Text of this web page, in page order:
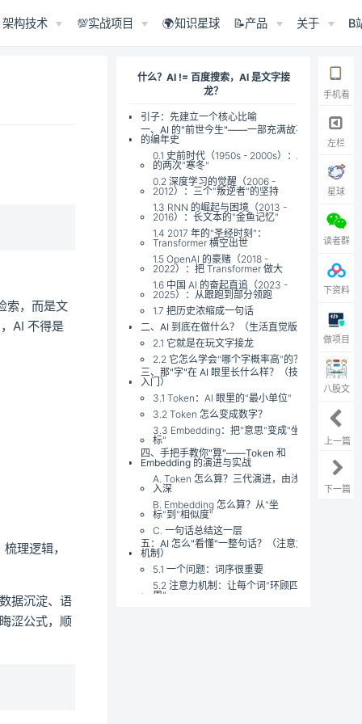
架构技术 💯实战项目 🌍知识星球 📝产品 关于 B
索，而是文
AI 不得是
理逻辑，
据沉淀、语
涩公式，顺
什么？AI != 百度搜索，AI 是文字接
龙？
引子：先建立一个核心比喻
一、AI 的"前世今生"——一部充满故事
的编年史
0.1 史前时代（1950s - 2000s）：AI
的两次"寒冬"
0.2 深度学习的觉醒（2006 -
2012）：三个"叛逆者"的坚持
1.3 RNN 的崛起与困境（2013 -
2016）：长文本的"金鱼记忆"
1.4 2017 年的"圣经时刻"：
Transformer 横空出世
1.5 OpenAI 的豪赌（2018 -
2022）：把 Transformer 做大
1.6 中国 AI 的奋起直追（2023 -
2025）：从跟跑到部分领跑
1.7 把历史浓缩成一句话
二、AI 到底在做什么？（生活直觉版）
2.1 它就是在玩文字接龙
2.2 它怎么学会"哪个字概率高"的？
三、那"字"在 AI 眼里长什么样？（技术
入门）
3.1 Token：AI 眼里的"最小单位"
3.2 Token 怎么变成数字？
3.3 Embedding：把"意思"变成"坐
标"
四、手把手教你"算"——Token 和
Embedding 的演进与实战
A. Token 怎么算？三代演进，由浅
入深
B. Embedding 怎么算？从"坐
标"到"相似度"
C. 一句话总结这一层
五：AI 怎么"看懂"一整句话？（注意力
机制）
5.1 一个问题：词序很重要
5.2 注意力机制：让每个词"环顾四
周"
手机看
左栏
星球
读者群
下资料
做项目
八股文
上一篇
下一篇